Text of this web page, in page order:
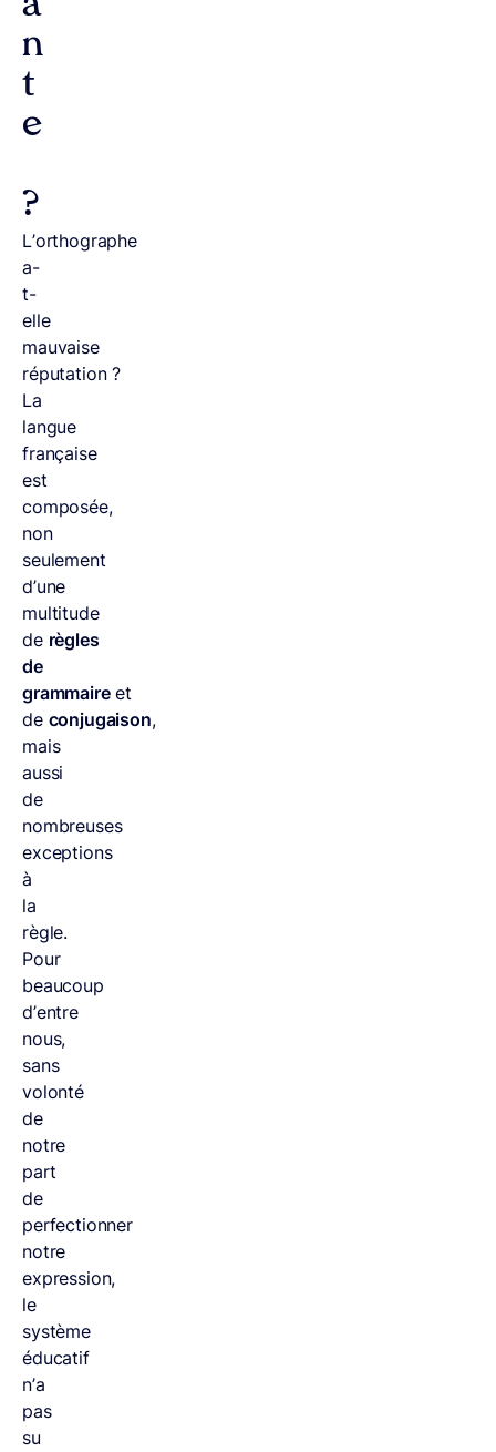
a
n
t
e
?
L’orthographe
a-
t-
elle
mauvaise
réputation ?
La
langue
française
est
composée,
non
seulement
d’une
multitude
de règles
de
grammaireet
de conjugaison,
mais
aussi
de
nombreuses
exceptions
à
la
règle.
Pour
beaucoup
d’entre
nous,
sans
volonté
de
notre
part
de
perfectionner
notre
expression,
le
système
éducatif
n’a
pas
su